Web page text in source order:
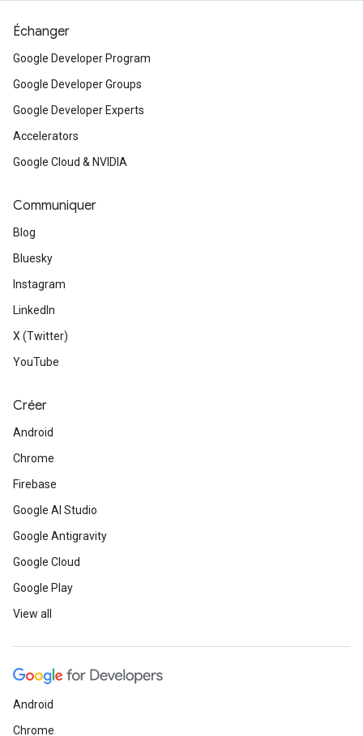
Échanger
Google Developer Program
Google Developer Groups
Google Developer Experts
Accelerators
Google Cloud & NVIDIA
Communiquer
Blog
Bluesky
Instagram
LinkedIn
X (Twitter)
YouTube
Créer
Android
Chrome
Firebase
Google AI Studio
Google Antigravity
Google Cloud
Google Play
View all
Android
Chrome